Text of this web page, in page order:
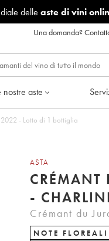
delle aste di vini
Una domanda?
nostre aste
2022 - Lotto di 1 bottiglia
ASTA
-
Crémant du
NOTE FLOREALI